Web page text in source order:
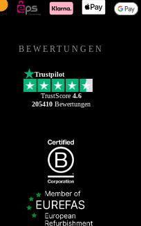
BEWERTUNGEN
Trustpilot
TrustScore 4.6
205410Bewertungen